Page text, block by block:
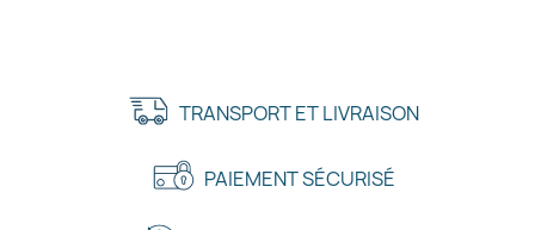
TRANSPORT ET LIVRAISON
PAIEMENT SÉCURISÉ